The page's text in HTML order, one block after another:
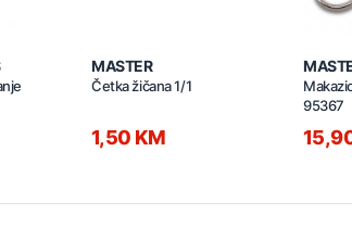
MASTER
Četka žičana 1/1
1,50 KM
95367